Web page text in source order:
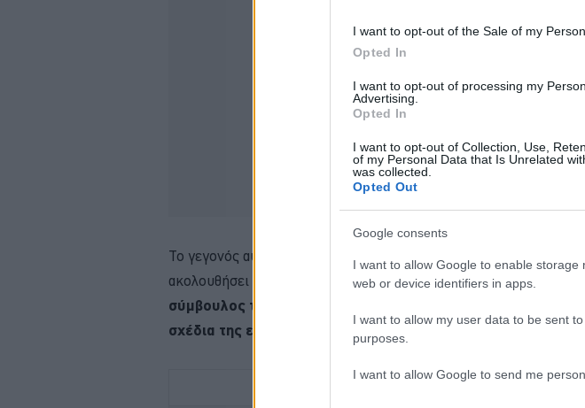
I want to opt-out of the Sale of my
Opted In
I want to opt-out of processing my
Advertising.
Opted In
I want to opt-out of Collection, Use,
of my Personal Data that Is Unrelated
was collected.
Opted Out
Google consents
I want to allow Google to enable
web or device identifiers in apps.
I want to allow my user data to be sent
purposes.
I want to allow Google to send me
Το γεγονός αυτό δημιούργησε
σχετικά με το αν η
ακολουθήσει παρόμοια στρατηγική για το διάδοχο του TT. Ωστόσο,
σύμβουλος της Audi, Gernot Döllner,
σχέδια της εταιρείας.